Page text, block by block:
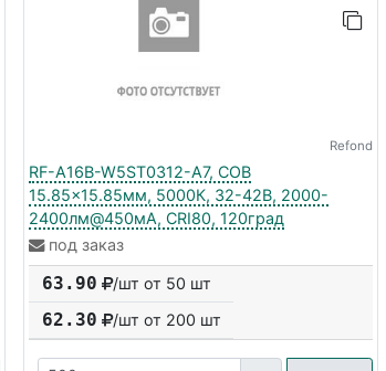
Refond
RF-A16B-W5ST0312-A7, COB
15.85x15.85мм, 5000К, 32-42В, 2000-
2400лм@450мА, CRI80, 120град
под заказ
63.90 /шт от 50 шт
62.30 /шт от 200 шт